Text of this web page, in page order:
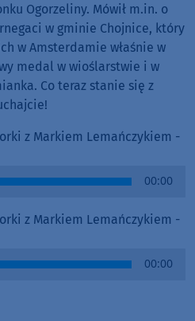
Ogorzeliny. Mówił m.in. o
w gminie Chojnice, który
w Amsterdamie właśnie w
medal w wioślarstwie i w
Co teraz stanie się z
z Markiem Lemańczykiem -
00:00
z Markiem Lemańczykiem -
00:00